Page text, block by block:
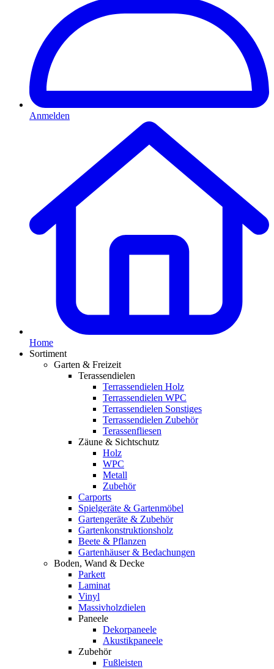
Anmelden
Home
Sortiment
Garten & Freizeit
Terassendielen
Terrassendielen Holz
Terrassendielen WPC
Terrassendielen Sonstiges
Terrassendielen Zubehör
Terassenfliesen
Zäune & Sichtschutz
Holz
WPC
Metall
Zubehör
Carports
Spielgeräte & Gartenmöbel
Gartengeräte & Zubehör
Gartenkonstruktionsholz
Beete & Pflanzen
Gartenhäuser & Bedachungen
Boden, Wand & Decke
Parkett
Laminat
Vinyl
Massivholzdielen
Paneele
Dekorpaneele
Akustikpaneele
Zubehör
Fußleisten